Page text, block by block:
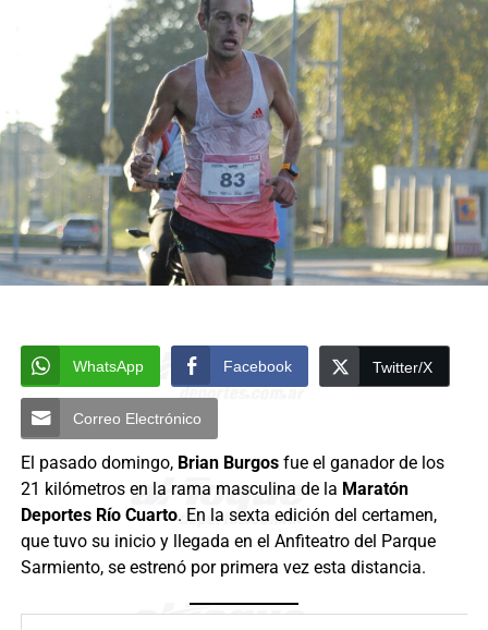
WhatsApp Facebook Twitter/X
Correo Electrónico
El pasado domingo, Brian Burgos fue el ganador de los
21 kilómetros en la rama masculina de la Maratón
Deportes Río Cuarto. En la sexta edición del certamen,
que tuvo su inicio y llegada en el Anfiteatro del Parque
Sarmiento, se estrenó por primera vez esta distancia.